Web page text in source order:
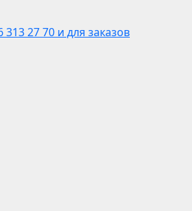
313 27 70 и для заказов